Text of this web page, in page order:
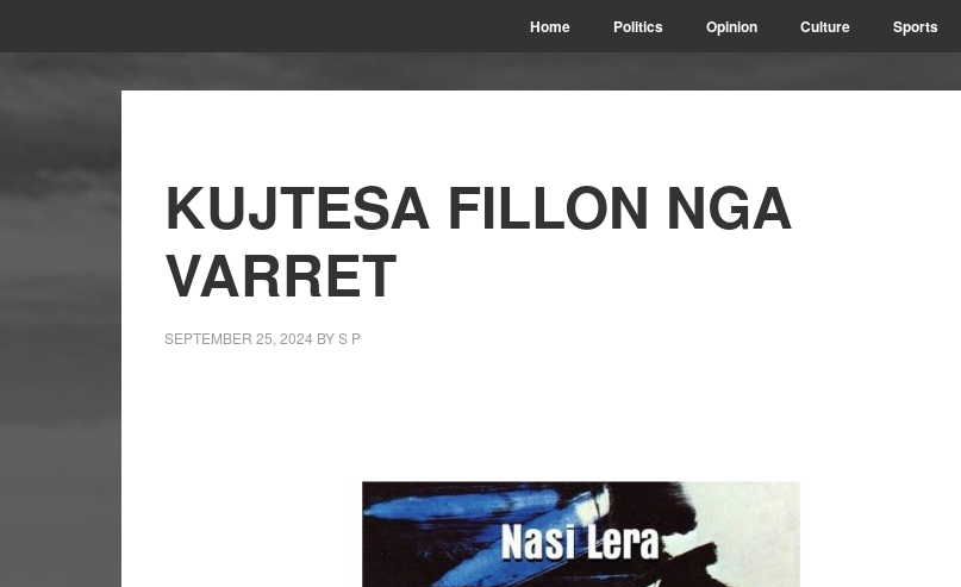
Home Politics Opinion Culture Sports
KUJTESA FILLON NGA
VARRET
SEPTEMBER 25, 2024 BYS P